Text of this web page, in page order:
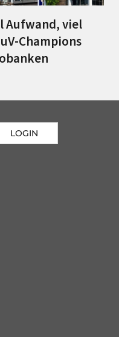
Aufwand, viel
Champions
LOGIN